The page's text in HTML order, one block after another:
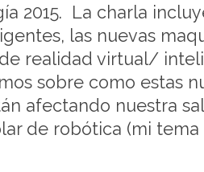
2015. La charla
las nuevas
realidad virtual/
sobre como estas
afectando nuestra
de robótica (mi tema